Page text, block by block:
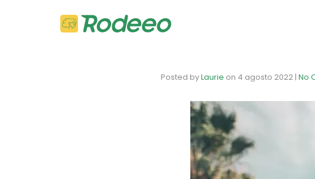
Posted byLaurie on 4 agosto 2022 | No